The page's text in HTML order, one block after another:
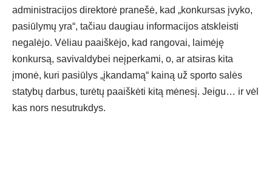
administracijos direktorė pranešė, kad „konkursas įvyko,
pasiūlymų yra“, tačiau daugiau informacijos atskleisti
negalėjo. Vėliau paaiškėjo, kad rangovai, laimėję
konkursą, savivaldybei neįperkami, o, ar atsiras kita
įmonė, kuri pasiūlys „įkandamą“ kainą už sporto salės
statybų darbus, turėtų paaiškėti kitą mėnesį. Jeigu… ir vėl
kas nors nesutrukdys.